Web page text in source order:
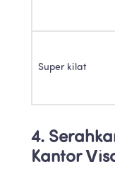
Super kilat
4.
Kantor